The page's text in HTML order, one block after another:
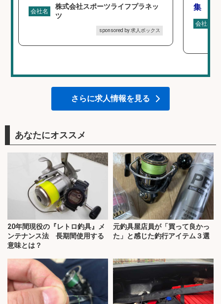
会社名
株式会社スポーツライフプラネッ
ツ
sponsored by 求人ボックス
集
会社名
さらに求人情報を見る
あなたにオススメ
20年間現役の『レトロ釣具』メ
ンテナンス法 長期間使用する
意味とは？
元釣具屋店員が「買って良かっ
た」と感じた釣行アイテム３選